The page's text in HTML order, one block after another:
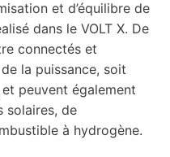
et d’équilibre de
dans le VOLT X. De
connectés et
la puissance, soit
peuvent également
solaires, de
à hydrogène.